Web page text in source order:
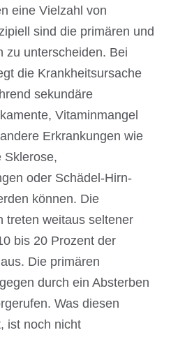
eine Vielzahl von
sind die primären und
zu unterscheiden. Bei
die Krankheitsursache
sekundäre
Vitaminmangel
Erkrankungen wie
Sklerose,
oder Schädel-Hirn-
können. Die
treten weitaus seltener
bis 20 Prozent der
Die primären
durch ein Absterben
Was diesen
ist noch nicht